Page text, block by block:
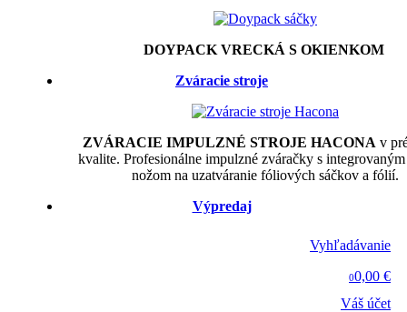
DOYPACK VRECKÁ S OKIENKOM
Zváracie stroje
ZVÁRACIE IMPULZNÉ STROJE HACONA v
kvalite. Profesionálne impulzné zváračky s
nožom na uzatváranie fóliových sáčkov a fólií.
Výpredaj
Vyhľadávanie
00,00 €
Váš účet